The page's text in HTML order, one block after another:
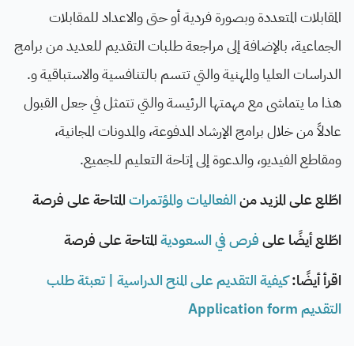
المقابلات المتعددة وبصورة فردية أو حتى والاعداد للمقابلات
الجماعية، بالإضافة إلى مراجعة طلبات التقديم للعديد من برامج
الدراسات العليا والمهنية والتي تتسم بالتنافسية والاستباقية و.
هذا ما يتماشى مع مهمتها الرئيسة والتي تتمثل في جعل القبول
عادلاً من خلال برامج الإرشاد المدفوعة، والمدونات المجانية،
ومقاطع الفيديو، والدعوة إلى إتاحة التعليم للجميع.
اطّلع على المزيد منالفعاليات والمؤتمراتالمتاحة على فرصة
اطّلع أيضًا علىفرص في السعوديةالمتاحة على فرصة
اقرأ أيضًا:كيفية التقديم على المنح الدراسية | تعبئة طلب
التقديم Application form